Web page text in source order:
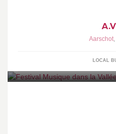
Aarschot,
LOCAL